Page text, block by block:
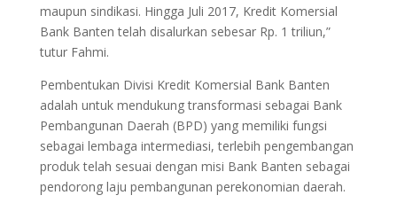
maupun sindikasi. Hingga Juli 2017, Kredit Komersial
Bank Banten telah disalurkan sebesar Rp. 1 triliun,”
tutur Fahmi.
Pembentukan Divisi Kredit Komersial Bank Banten
adalah untuk mendukung transformasi sebagai Bank
Pembangunan Daerah (BPD) yang memiliki fungsi
sebagai lembaga intermediasi, terlebih pengembangan
produk telah sesuai dengan misi Bank Banten sebagai
pendorong laju pembangunan perekonomian daerah.